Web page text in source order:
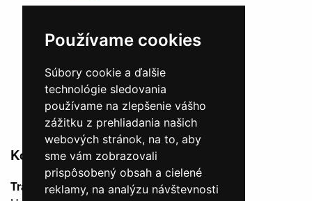
Používame cookies
Súbory cookie a ďalšie
technológie sledovania
používame na zlepšenie vášho
zážitku z prehliadania našich
webových stránok, na to, aby
sme vám zobrazovali
prispôsobený obsah a cielené
reklamy, na analýzu návštevnosti
Obchodné podmienky
Ochrava Osobných Údajov
Výmena, vrátenie, reklamácia
Veľkostná tabuľka
Odstúpiť od zmluvy TU
Kontakt
Trajekt SHOP